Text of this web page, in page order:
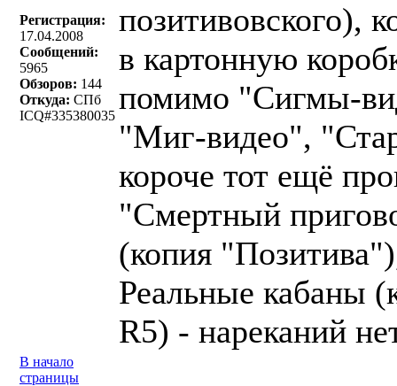
Регистрация:
17.04.2008
Сообщений:
5965
Обзоров: 144
Откуда: СПб
ICQ#335380035
позитивовского),
в картонную
помимо "Сигмы-
"Миг-видео",
короче тот ещё
"Смертный
(копия
Реальные кабаны
R5) - нареканий
В начало
страницы